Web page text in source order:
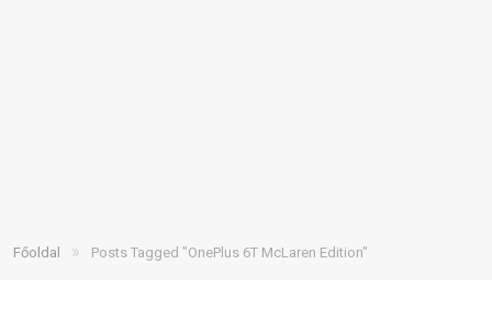
Főoldal » Posts Tagged "OnePlus 6T McLaren Edition"